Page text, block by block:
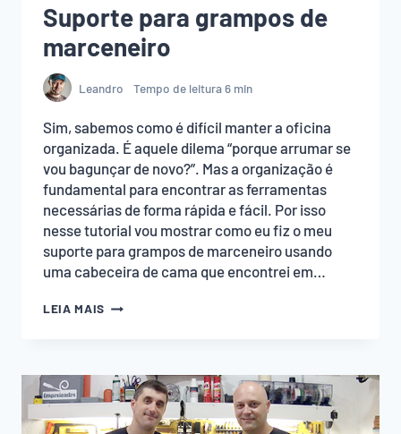
Suporte para grampos de
marceneiro
Leandro Tempo de leitura6 min
Sim, sabemos como é difícil manter a oficina
organizada. É aquele dilema “porque arrumar se
vou bagunçar de novo?”. Mas a organização é
fundamental para encontrar as ferramentas
necessárias de forma rápida e fácil. Por isso
nesse tutorial vou mostrar como eu fiz o meu
suporte para grampos de marceneiro usando
uma cabeceira de cama que encontrei em…
LEIA MAIS SUPORTE
MARCENEIRO